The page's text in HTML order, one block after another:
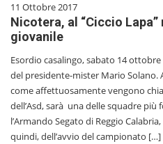
11 Ottobre 2017
Nicotera, al “Ciccio
giovanile
Esordio casalingo, sabato 14
del presidente-mister Mario Solano.
come affettuosamente vengono
dell’Asd, sarà una delle squadre più
l’Armando Segato di Reggio
quindi, dell’avvio del campionato […]